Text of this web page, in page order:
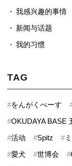
我感兴趣的事情
新闻与话题
我的习惯
TAG
#をんがくべーす
#OKUDAYA BASE
#活动 #Spitz #
#愛犬 #世博会 #